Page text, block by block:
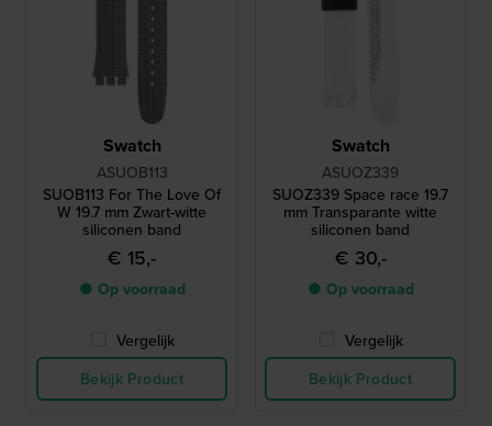
Swatch
ASUOB113
SUOB113 For The Love Of
W 19.7 mm Zwart-witte
siliconen band
€ 15,-
● Op voorraad
Vergelijk
Bekijk Product
Swatch
ASUOZ339
SUOZ339 Space race 19.7
mm Transparante witte
siliconen band
€ 30,-
● Op voorraad
Vergelijk
Bekijk Product